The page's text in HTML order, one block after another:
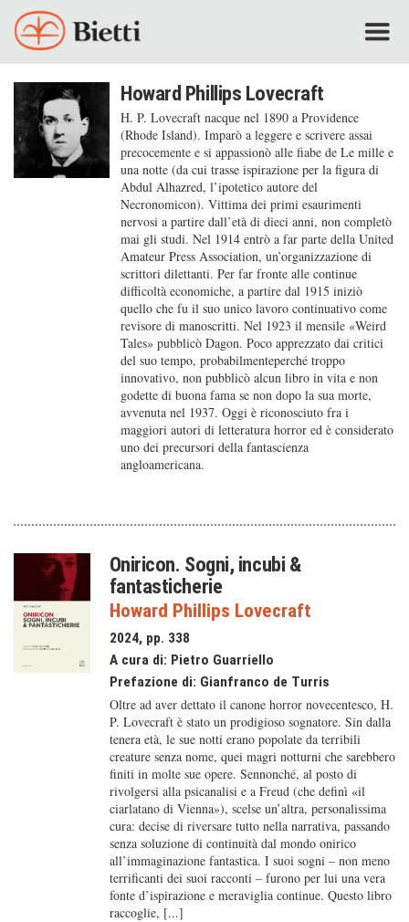
Howard Phillips Lovecraft
H. P. Lovecraft nacque nel 1890 a Providence
(Rhode Island). Imparò a leggere e scrivere assai
precocemente e si appassionò alle fiabe de Le mille e
una notte (da cui trasse ispirazione per la figura di
Abdul Alhazred, l’ipotetico autore del
Necronomicon). Vittima dei primi esaurimenti
nervosi a partire dall’età di dieci anni, non completò
mai gli studi. Nel 1914 entrò a far parte della United
Amateur Press Association, un’organizzazione di
scrittori dilettanti. Per far fronte alle continue
difficoltà economiche, a partire dal 1915 iniziò
quello che fu il suo unico lavoro continuativo come
revisore di manoscritti. Nel 1923 il mensile «Weird
Tales» pubblicò Dagon. Poco apprezzato dai critici
del suo tempo, probabilmenteperché troppo
innovativo, non pubblicò alcun libro in vita e non
godette di buona fama se non dopo la sua morte,
avvenuta nel 1937. Oggi è riconosciuto fra i
maggiori autori di letteratura horror ed è considerato
uno dei precursori della fantascienza
angloamericana.
Oniricon. Sogni, incubi &
fantasticherie
Howard Phillips Lovecraft
2024, pp. 338
A cura di: Pietro Guarriello
Prefazione di: Gianfranco de Turris
Oltre ad aver dettato il canone horror novecentesco, H.
P. Lovecraft è stato un prodigioso sognatore. Sin dalla
tenera età, le sue notti erano popolate da terribili
creature senza nome, quei magri notturni che sarebbero
finiti in molte sue opere. Sennonché, al posto di
rivolgersi alla psicanalisi e a Freud (che definì «il
ciarlatano di Vienna»), scelse un’altra, personalissima
cura: decise di riversare tutto nella narrativa, passando
senza soluzione di continuità dal mondo onirico
all’immaginazione fantastica. I suoi sogni – non meno
terrificanti dei suoi racconti – furono per lui una vera
fonte d’ispirazione e meraviglia continue. Questo libro
raccoglie, [...]